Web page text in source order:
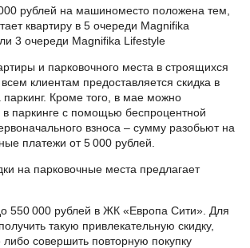
рублей на машиноместо положена тем,
квартиру в 5 очереди Magnifika
3 очереди Magnifika Lifestyle
и парковочного места в строящихся
всем клиентам предоставляется скидка в
паркинг. Кроме того, в мае можно
в паркинге с помощью беспроцентной
взноса – сумму разобьют на
платежи от 5 000 рублей.
на парковочные места предлагает
550 000 рублей в ЖК «Европа Сити». Для
такую привлекательную скидку,
совершить повторную покупку